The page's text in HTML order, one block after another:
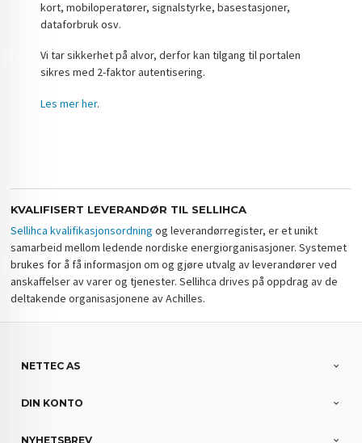
kort, mobiloperatører, signalstyrke, basestasjoner,
dataforbruk osv.
Vi tar sikkerhet på alvor, derfor kan tilgang til portalen
sikres med 2-faktor autentisering.
Les mer her.
KVALIFISERT LEVERANDØR TIL SELLIHCA
Sellihca kvalifikasjonsordning og leverandørregister, er et unikt
samarbeid mellom ledende nordiske energiorganisasjoner. Systemet
brukes for å få informasjon om og gjøre utvalg av leverandører ved
anskaffelser av varer og tjenester. Sellihca drives på oppdrag av de
deltakende organisasjonene av Achilles.
NETTEC AS
DIN KONTO
NYHETSBREV